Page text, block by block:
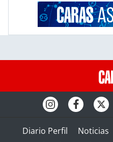
Diario Perfil Noticias